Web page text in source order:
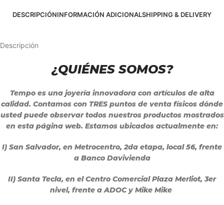
DESCRIPCIÓNINFORMACIÓN ADICIONALSHIPPING & DELIVERY
Descripción
¿QUIÉNES SOMOS?
Tempo es una joyería innovadora con artículos de alta
calidad. Contamos con TRES puntos de venta físicos dónde
usted puede observar todos nuestros productos mostrados
en esta página web. Estamos ubicados actualmente en:
I) San Salvador, en Metrocentro,2da etapa, local 56, frente
a Banco Davivienda
II) Santa Tecla, en el Centro Comercial Plaza Merliot,3er
nivel, frente a ADOC y Mike Mike